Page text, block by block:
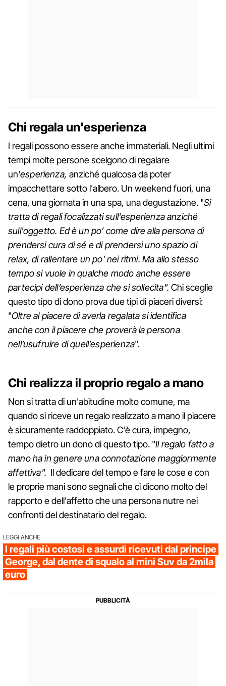
Chi regala un'esperienza
I regali possono essere anche immateriali. Negli ultimi
tempi molte persone scelgono di regalare
un'esperienza, anziché qualcosa da poter
impacchettare sotto l'albero. Un weekend fuori, una
cena, una giornata in una spa, una degustazione. "Si
tratta di regali focalizzati sull'esperienza anziché
sull'oggetto. Ed è un po’ come dire alla persona di
prendersi cura di sé e di prendersi uno spazio di
relax, di rallentare un po’ nei ritmi. Ma allo stesso
tempo si vuole in qualche modo anche essere
partecipi dell’esperienza che si sollecita". Chi sceglie
questo tipo di dono prova due tipi di piaceri diversi:
"Oltre al piacere di averla regalata si identifica
anchecon il piacere che proverà la persona
nell’usufruire di quell’esperienza".
Chi realizza il proprio regalo a mano
Non si tratta di un'abitudine molto comune, ma
quando si riceve un regalo realizzato a mano il piacere
è sicuramente raddoppiato. C'è cura, impegno,
tempo dietro un dono di questo tipo. "Il regalo fatto a
mano ha in genere una connotazione maggiormente
affettiva". Il dedicare del tempo e fare le cose e con
le proprie mani sono segnali che ci dicono molto del
rapporto e dell'affetto che una persona nutre nei
confronti del destinatario del regalo.
LEGGI ANCHE
I regali più costosi e assurdi ricevuti dal principe
George, dal dente di squalo al mini Suv da 2mila
euro